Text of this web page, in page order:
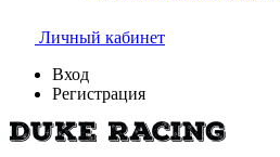
Личный кабинет
Вход
Регистрация